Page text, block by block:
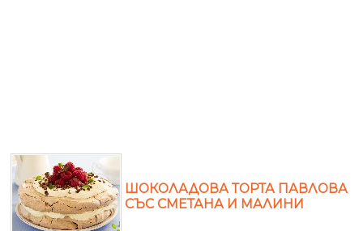
ШОКОЛАДОВА ТОРТА ПАВЛОВА
СЪС СМЕТАНА И МАЛИНИ